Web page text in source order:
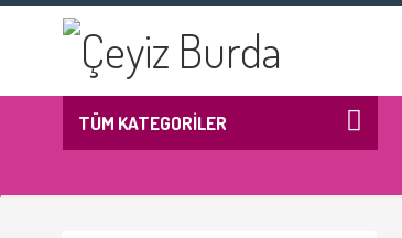
TÜM KATEGORİLER